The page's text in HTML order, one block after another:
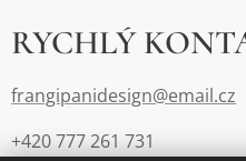
RYCHLÝ
frangipanidesign@email.cz
+420 777 261 731